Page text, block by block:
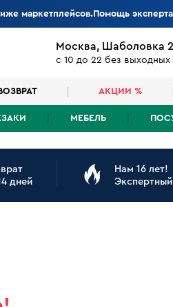
маркетплейсов.Помощь
Москва, Шаболовка
с 10 до 22 без выходных
АКЦИИ %
МЕБЕЛЬ
дней
Нам 16 лет!